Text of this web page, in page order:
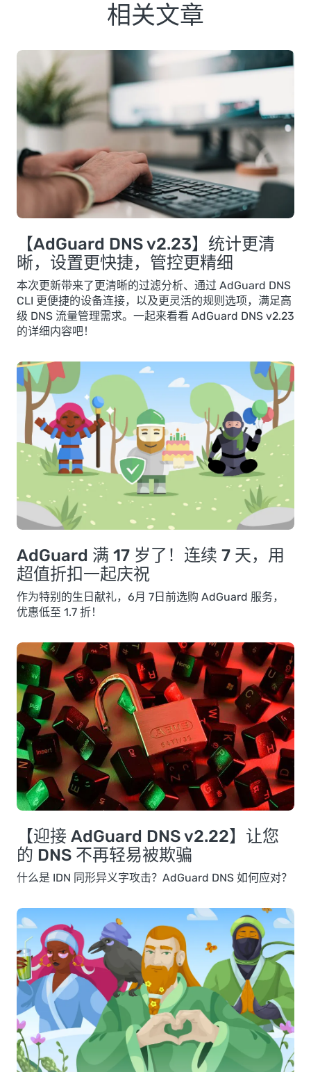
相关文章
【AdGuard DNS v2.23】统计更清
晰，设置更快捷，管控更精细
本次更新带来了更清晰的过滤分析、通过 AdGuard DNS
CLI 更便捷的设备连接，以及更灵活的规则选项，满足高
级 DNS 流量管理需求。一起来看看 AdGuard DNS v2.23
的详细内容吧！
AdGuard 满 17 岁了！连续 7 天，用
超值折扣一起庆祝
作为特别的生日献礼，6月 7日前选购 AdGuard 服务，
优惠低至 1.7 折！
【迎接 AdGuard DNS v2.22】让您
的 DNS 不再轻易被欺骗
什么是 IDN 同形异义字攻击？AdGuard DNS 如何应对？